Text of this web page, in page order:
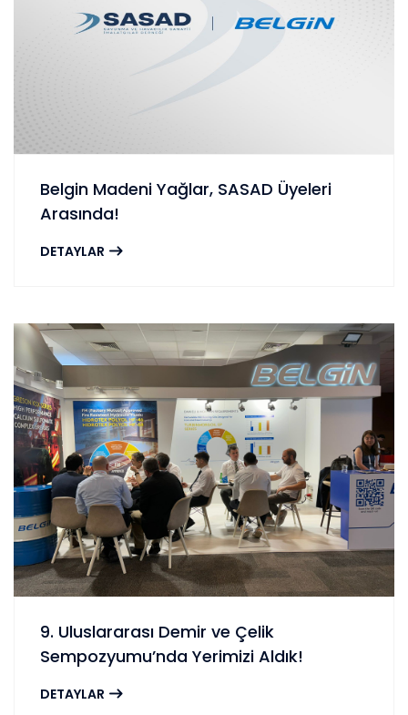
Belgin Madeni Yağlar, SASAD Üyeleri
Arasında!
DETAYLAR
9. Uluslararası Demir ve Çelik
Sempozyumu’nda Yerimizi Aldık!
DETAYLAR